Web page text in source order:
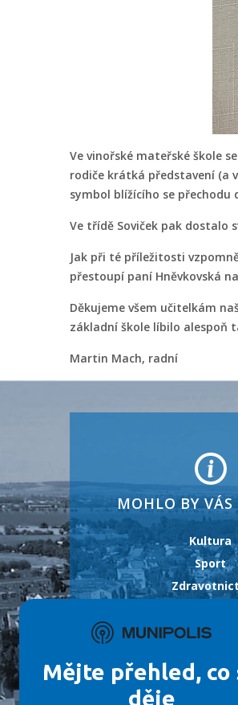
Ve vinořské mateřské škole
rodiče krátká představení (a
symbol blížícího se přechodu
Ve třídě Soviček pak dostalo
Jak při té příležitosti
přestoupí paní Hněvkovská
Děkujeme všem učitelkám
základní škole líbilo alespoň
Martin Mach, radní
MOHLO BY
Kultura
Sport
Mějte přehled, co
děje